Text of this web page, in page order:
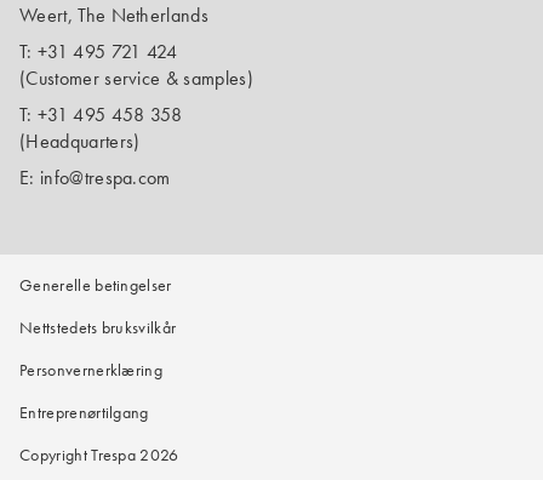
Weert, The Netherlands
T: +31 495 721 424
(Customer service & samples)
T: +31 495 458 358
(Headquarters)
E: info@trespa.com
Generelle betingelser
Nettstedets bruksvilkår
Personvernerklæring
Entreprenørtilgang
Copyright Trespa 2026